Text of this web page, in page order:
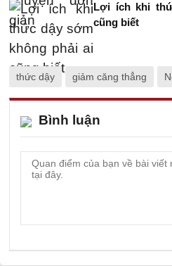
Lợi ích khi
cũng biết
thức dậy giảm căng thẳng
Bình luận